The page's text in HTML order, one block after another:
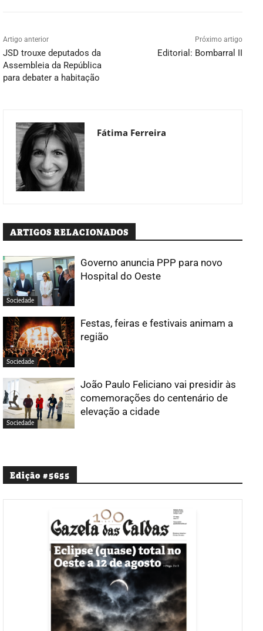
Artigo anterior
JSD trouxe deputados da
Assembleia da República
para debater a habitação
Próximo artigo
Editorial: Bombarral II
Fátima Ferreira
ARTIGOS RELACIONADOS
Sociedade
Governo anuncia PPP para novo
Hospital do Oeste
Sociedade
Festas, feiras e festivais animam a
região
Sociedade
João Paulo Feliciano vai presidir às
comemorações do centenário de
elevação a cidade
Edição #5655